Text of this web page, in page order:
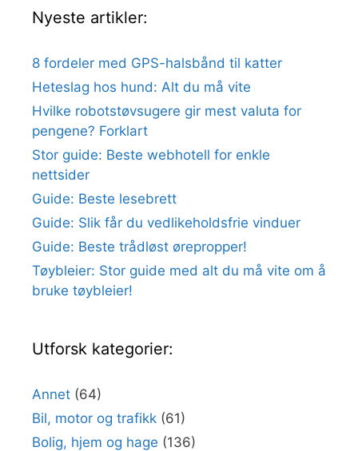
Nyeste artikler:
8 fordeler med GPS-halsbånd til katter
Heteslag hos hund: Alt du må vite
Hvilke robotstøvsugere gir mest valuta for
pengene? Forklart
Stor guide: Beste webhotell for enkle
nettsider
Guide: Beste lesebrett
Guide: Slik får du vedlikeholdsfrie vinduer
Guide: Beste trådløst ørepropper!
Tøybleier: Stor guide med alt du må vite om å
bruke tøybleier!
Utforsk kategorier:
Annet (64)
Bil, motor og trafikk (61)
Bolig, hjem og hage (136)